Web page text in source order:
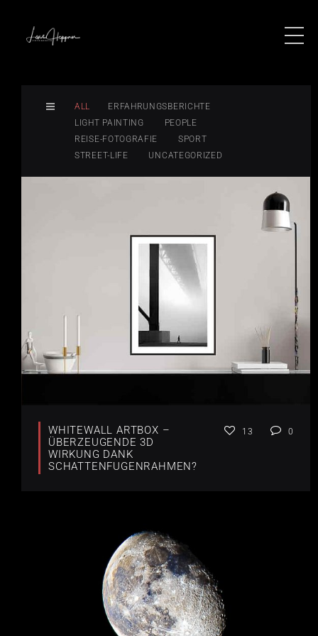
ALL
ERFAHRUNGSBERICHTE
LIGHT PAINTING
PEOPLE
REISE-FOTOGRAFIE
SPORT
STREET-LIFE
UNCATEGORIZED
WHITEWALL ARTBOX –
ÜBERZEUGENDE 3D
WIRKUNG DANK
SCHATTENFUGENRAHMEN?
13 0